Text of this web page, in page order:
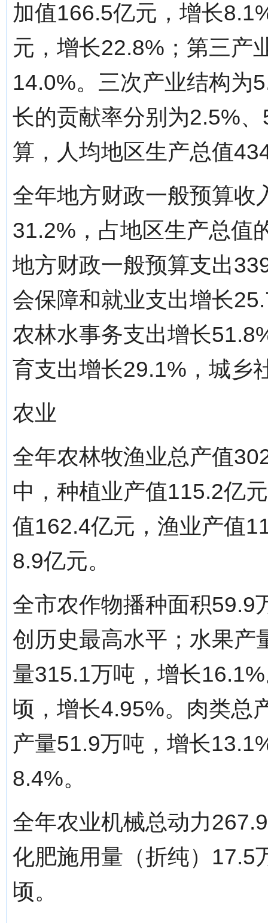
加值166.5亿元，增长
元，增长22.8%；第三产
14.0%。三次产业结构为
长的贡献率分别为2.5%
算，人均地区生产总值
全年地方财政一般预算收
31.2%，占地区生产总值
地方财政一般预算支出
会保障和就业支出增长
农林水事务支出增长
育支出增长29.1%，城乡
农业
全年农林牧渔业总产值
中，种植业产值115.2亿
值162.4亿元，渔业产值
8.9亿元。
全市农作物播种面积59.9
创历史最高水平；水果产
量315.1万吨，增长
顷，增长4.95%。肉类总
产量51.9万吨，增长
8.4%。
全年农业机械总动力
化肥施用量（折纯）17.5
顷。